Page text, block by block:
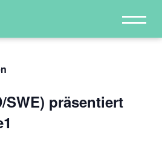
SWE) präsentiert